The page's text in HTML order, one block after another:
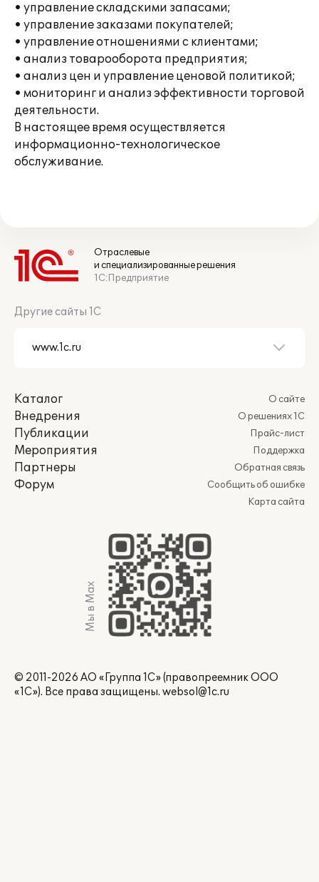
• управление складскими запасами;
• управление заказами покупателей;
• управление отношениями с клиентами;
• анализ товарооборота предприятия;
• анализ цен и управление ценовой политикой;
• мониторинг и анализ эффективности торговой
деятельности.
В настоящее время осуществляется
информационно-технологическое
обслуживание.
Отраслевые
и специализированные решения
1С:Предприятие
Другие сайты 1С
Каталог
Внедрения
Публикации
Мероприятия
Партнеры
Форум
О сайте
О решениях 1С
Прайс-лист
Поддержка
Обратная связь
Сообщить об ошибке
Карта сайта
Мы в Max
© 2011-2026 АО «Группа 1С» (правопреемник ООО
«1С»). Все права защищены. websol@1c.ru